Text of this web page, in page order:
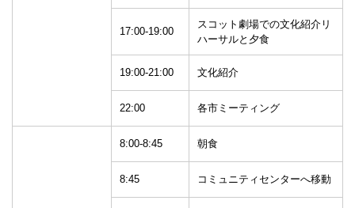
17:00-19:00
スコット劇場での文化紹介リ
ハーサルと夕食
19:00-21:00 文化紹介
22:00 各市ミーティング
8:00-8:45 朝食
8:45 コミュニティセンターへ移動